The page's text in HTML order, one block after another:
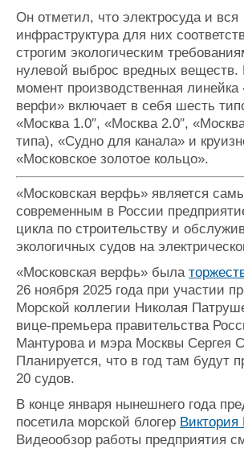
Журнал
Реклама
Конференции
Выставки и семинары
Личности
Словарь
Флот
Отзывы
Все
Он отметил, что электросуда и вся
инфраструктура для них
строгим экологическим
нулевой выброс вредных
момент производственная линейка
верфи» включает в себя шесть
«Москва 1.0″, «Москва 2.0″,
типа), «Судно для канала» и
«Московское золотое кольцо».
«Московская верфь» является
современным в России
цикла по строительству и
экологичных судов на
«Московская верфь» была
26 ноября 2025 года при участии
Морской коллегии Николая
вице-премьера правительства
Мантурова и мэра Москвы Сергея
Планируется, что в год там будут
20 судов.
В конце января нынешнего года
посетила морской блогер Виктория
Видеообзор работы предприятия